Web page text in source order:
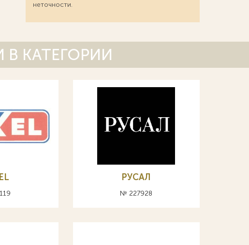
неточности.
КАТЕГОРИИ
РУСАЛ
№ 227928